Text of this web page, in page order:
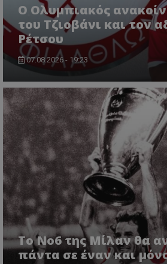
Ο Ολυμπιακός
του Τζιοβάνι και τον
Ρέτσου
07.08.2026 - 19:23
Το No6 της Μίλαν θα
πάντα σε έναν και